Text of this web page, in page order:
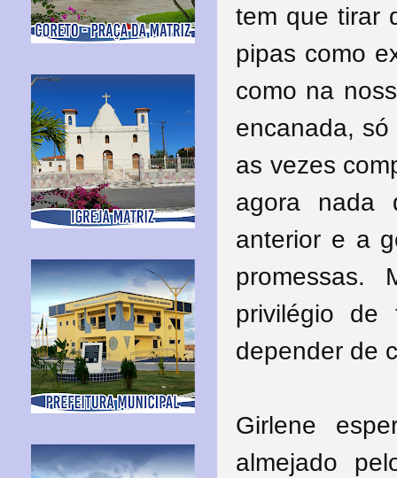
tem que tirar
pipas como
como na
encanada,
as vezes
agora nada
anterior e a
promessas.
privilégio
depender de
Girlene
almejado